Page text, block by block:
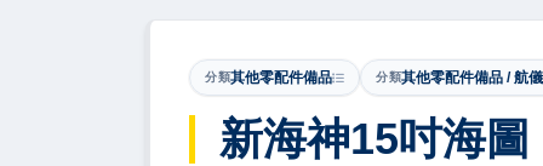
分類其他零配件備品 分類其他零配件備品 / 航
​新海神15吋海圖